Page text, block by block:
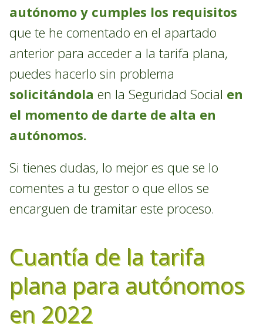
autónomo y cumples los requisitos
que te he comentado en el apartado
anterior para acceder a la tarifa plana,
puedes hacerlo sin problema
solicitándola en la Seguridad Social en
el momento de darte de alta en
autónomos.
Si tienes dudas, lo mejor es que se lo
comentes a tu gestor o que ellos se
encarguen de tramitar este proceso.
Cuantía de la tarifa
plana para autónomos
en 2022